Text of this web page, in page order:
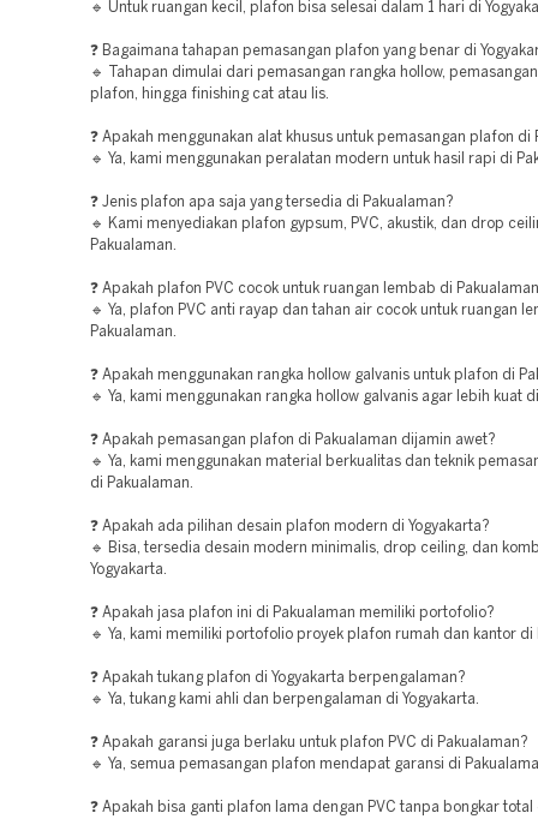
🔹 Untuk ruangan kecil, plafon bisa selesai dalam 1 hari di
❓ Bagaimana tahapan pemasangan plafon yang benar di
🔹 Tahapan dimulai dari pemasangan rangka hollow,
plafon, hingga finishing cat atau lis.
❓ Apakah menggunakan alat khusus untuk pemasangan plafon di
🔹 Ya, kami menggunakan peralatan modern untuk hasil rapi di
❓ Jenis plafon apa saja yang tersedia di Pakualaman?
🔹 Kami menyediakan plafon gypsum, PVC, akustik, dan drop
Pakualaman.
❓ Apakah plafon PVC cocok untuk ruangan lembab di
🔹 Ya, plafon PVC anti rayap dan tahan air cocok untuk ruangan
Pakualaman.
❓ Apakah menggunakan rangka hollow galvanis untuk plafon di
🔹 Ya, kami menggunakan rangka hollow galvanis agar lebih kuat
❓ Apakah pemasangan plafon di Pakualaman dijamin awet?
🔹 Ya, kami menggunakan material berkualitas dan teknik
di Pakualaman.
❓ Apakah ada pilihan desain plafon modern di Yogyakarta?
🔹 Bisa, tersedia desain modern minimalis, drop ceiling, dan
Yogyakarta.
❓ Apakah jasa plafon ini di Pakualaman memiliki portofolio?
🔹 Ya, kami memiliki portofolio proyek plafon rumah dan kantor di
❓ Apakah tukang plafon di Yogyakarta berpengalaman?
🔹 Ya, tukang kami ahli dan berpengalaman di Yogyakarta.
❓ Apakah garansi juga berlaku untuk plafon PVC di Pakualaman?
🔹 Ya, semua pemasangan plafon mendapat garansi di
❓ Apakah bisa ganti plafon lama dengan PVC tanpa bongkar total